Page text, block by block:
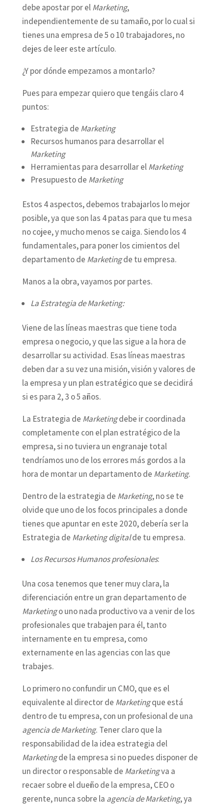
debe apostar por elMarketing,
independientemente de su tamaño, por lo cual si
tienes una empresa de 5 o 10 trabajadores, no
dejes de leer este artículo.
¿Y por dónde empezamos a montarlo?
Pues para empezar quiero que tengáis claro 4
puntos:
Estrategia de Marketing
Recursos humanos para desarrollar el
Marketing
Herramientas para desarrollar elMarketing
Presupuesto de Marketing
Estos 4 aspectos, debemos trabajarlos lo mejor
posible, ya que son las 4 patas para que tu mesa
no cojee, y mucho menos se caiga. Siendo los 4
fundamentales, para poner los cimientos del
departamento de Marketingde tu empresa.
Manos a la obra, vayamos por partes.
La Estrategia de Marketing:
Viene de las líneas maestras que tiene toda
empresa o negocio, y que las sigue a la hora de
desarrollar su actividad. Esas líneas maestras
deben dar a su vez una misión, visión y valores de
la empresa y un plan estratégico que se decidirá
si es para 2, 3 o 5 años.
La Estrategia de Marketingdebe ir coordinada
completamente con el plan estratégico de la
empresa, si no tuviera un engranaje total
tendríamos uno de los errores más gordos a la
hora de montar un departamento de Marketing.
Dentro de la estrategia de Marketing, no se te
olvide que uno de los focos principales a donde
tienes que apuntar en este 2020, debería ser la
Estrategia de Marketing digitalde tu empresa.
Los Recursos Humanos profesionales:
Una cosa tenemos que tener muy clara, la
diferenciación entre un gran departamento de
Marketingo uno nada productivo va a venir de los
profesionales que trabajen para él, tanto
internamente en tu empresa, como
externamente en las agencias con las que
trabajes.
Lo primero no confundir un CMO, que es el
equivalente al director de Marketingque está
dentro de tu empresa, con un profesional de una
agencia de Marketing. Tener claro que la
responsabilidad de la idea estrategia del
Marketingde la empresa si no puedes disponer de
un director o responsable de Marketingva a
recaer sobre el dueño de la empresa, CEO o
gerente, nunca sobre la agencia de Marketing, ya